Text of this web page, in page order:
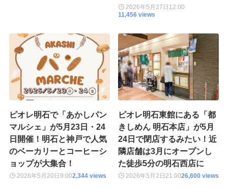
2026年5月27日 12:00
11,456 views
ピオレ明石で「あかしパン
マルシェ」が5月23日・24
日開催！明石と神戸で人気
のベーカリーとコーヒーシ
ョップが大集合！
2026年5月20日 9:002,344 views
ピオレ明石東館にある「都
きしめん 明石本店」が5月
24日で閉店するみたい！近
隣店舗は3月にオープンし
た徒歩5分の明石西店に
2026年5月2日21:0026,600 views